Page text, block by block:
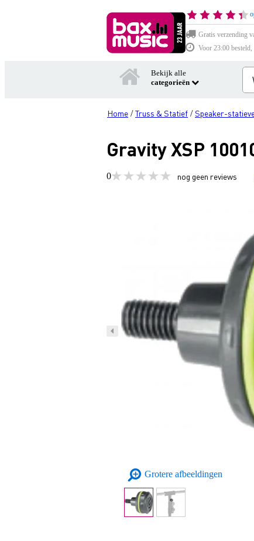
Gratis verzending
Voor 23:00
Bekijk alle
categorieën
Home /Truss & Statief /Speaker-
Gravity XSP
0 nog geen reviews
Grotere afbeeldingen